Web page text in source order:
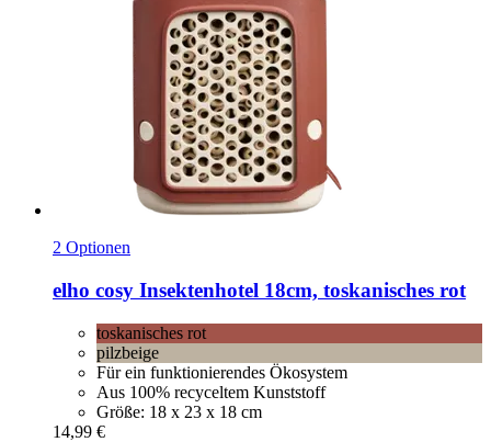
2 Optionen
elho cosy Insektenhotel 18cm, toskanisches rot
toskanisches rot
pilzbeige
Für ein funktionierendes Ökosystem
Aus 100% recyceltem Kunststoff
Größe: 18 x 23 x 18 cm
14,99 €